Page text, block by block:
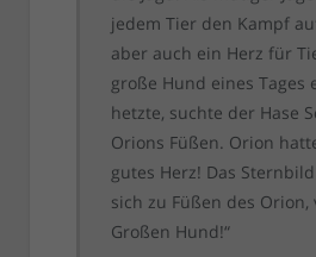
jedem Tier den Kampf
aber auch ein Herz für
große Hund eines Tages
hetzte, suchte der Hase
Orions Füßen. Orion
gutes Herz! Das
sich zu Füßen des Orion,
Großen Hund!“